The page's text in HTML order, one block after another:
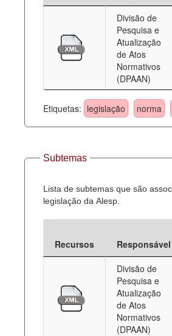
Divisão de
Pesquisa e
Atualização
de Atos
Normativos
(DPAAN)
Etiquetas: legislação norma
Subtemas
Lista de subtemas que são
legislação da Alesp.
Recursos Responsável
Divisão de
Pesquisa e
Atualização
de Atos
Normativos
(DPAAN)